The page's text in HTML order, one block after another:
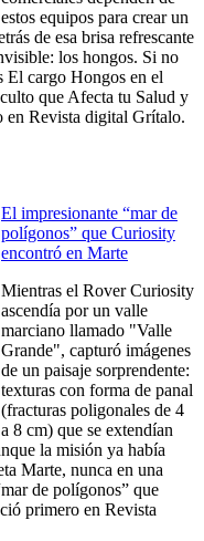
estos equipos para crear un
de esa brisa refrescante
los hongos. Si no
El cargo Hongos en el
que Afecta tu Salud y
en Revista digital Grítalo.
El impresionante “mar de
polígonos” que Curiosity
encontró en Marte
Mientras el Rover Curiosity
ascendía por un valle
marciano llamado "Valle
Grande", capturó imágenes
de un paisaje sorprendente:
texturas con forma de panal
(fracturas poligonales de 4
a 8 cm) que se extendían
la misión ya había
Marte, nunca en una
de polígonos” que
primero en Revista